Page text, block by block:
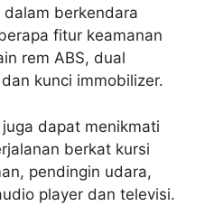
berkendara
fitur keamanan
rem ABS, dual
kunci immobilizer.
dapat menikmati
berkat kursi
pendingin udara,
player dan televisi.